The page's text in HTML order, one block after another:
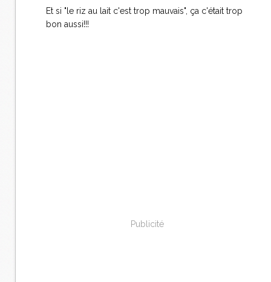
Et si "le riz au lait c'est trop mauvais", ça c'était trop
bon aussi!!!
Publicité